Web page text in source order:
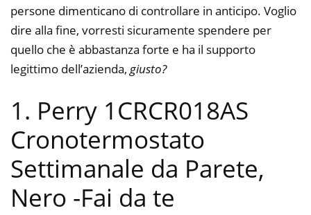
persone dimenticano di controllare in anticipo. Voglio
dire alla fine, vorresti sicuramente spendere per
quello che è abbastanza forte e ha il supporto
legittimo dell’azienda, giusto?
1. Perry 1CRCR018AS
Cronotermostato
Settimanale da Parete,
Nero -Fai da te